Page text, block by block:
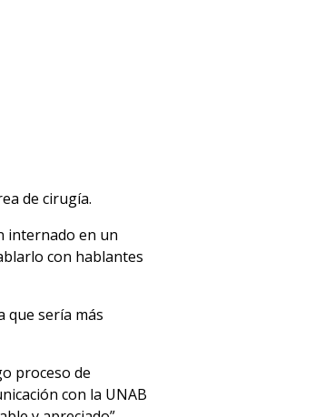
de cirugía.
internado en un
con hablantes
que sería más
proceso de
con la UNAB